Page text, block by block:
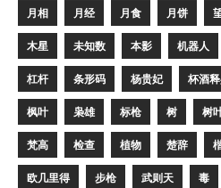
月相 月经 月食 月饼
木星 未知数 本影 机器人
杠杆 条形码 杨贵妃 杯酒
枫叶 枭雄 标枪 树 树
梵高 检查 植物 楚辞
欧几里得 步枪 武则天 毒